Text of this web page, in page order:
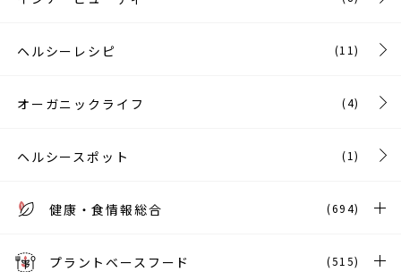
ヘルシーレシピ (11)
オーガニックライフ (4)
ヘルシースポット (1)
健康・食情報総合 (694)
プラントベースフード (515)